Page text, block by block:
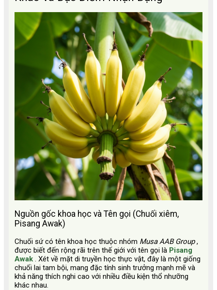
Nguồn gốc khoa học và Tên gọi (Chuối xiêm,
Pisang Awak)
Chuối sứ có tên khoa học thuộc nhóm Musa AAB Group,
được biết đến rộng rãi trên thế giới với tên gọi là Pisang
Awak
. Xét về mặt di truyền học thực vật, đây là một giống
chuối lai tam bội, mang đặc tính sinh trưởng mạnh mẽ và
khả năng thích nghi cao với nhiều điều kiện thổ nhưỡng
khác nhau.